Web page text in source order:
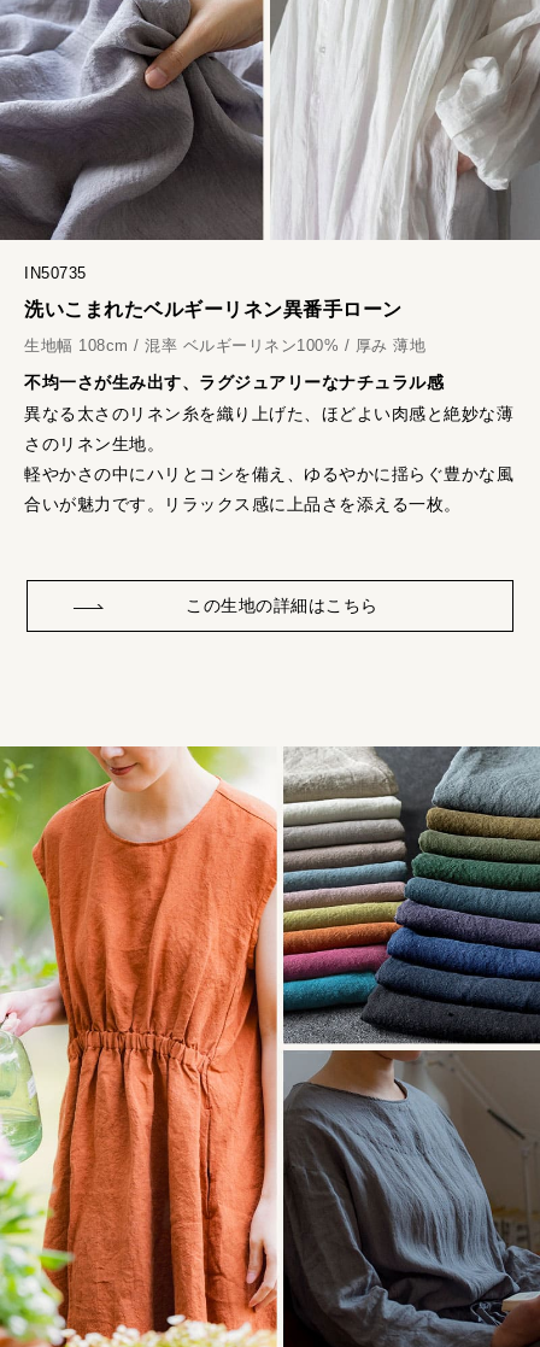
IN50735
洗いこまれたベルギーリネン異番手ローン
生地幅 108cm / 混率 ベルギーリネン100% / 厚み 薄地
不均一さが生み出す、ラグジュアリーなナチュラル感
異なる太さのリネン糸を織り上げた、ほどよい肉感と絶妙な薄
さのリネン生地。
軽やかさの中にハリとコシを備え、ゆるやかに揺らぐ豊かな風
合いが魅力です。
リラックス感に上品さを添える一枚。
この生地の詳細はこちら